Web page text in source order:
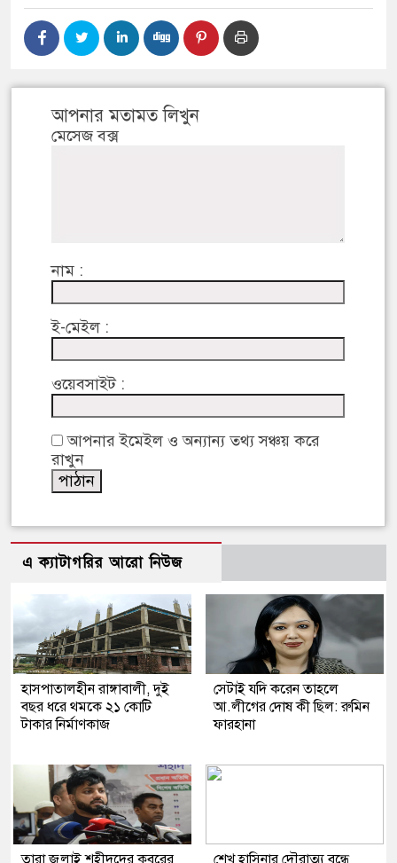
আপনার মতামত লিখুন
মেসেজ বক্স
নাম :
ই-মেইল :
ওয়েবসাইট :
আপনার ইমেইল ও অন্যান্য তথ্য সঞ্চয় করে
রাখুন
এ ক্যাটাগরির আরো নিউজ
হাসপাতালহীন রাঙ্গাবালী, দুই
বছর ধরে থমকে ২১ কোটি
টাকার নির্মাণকাজ
সেটাই যদি করেন তাহলে
আ.লীগের দোষ কী ছিল: রুমিন
ফারহানা